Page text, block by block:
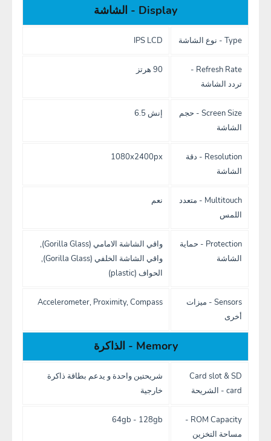
Display - الشاشة
Type - نوع الشاشة IPS LCD
Refresh Rate -
تردد الشاشة
90 هرتز
Screen Size - حجم
الشاشة
إنش 6.5
Resolution - دقة
الشاشة
1080x2400px
Multitouch - متعدد
اللمس
نعم
Protection - حماية
الشاشة
واقي الشاشة الامامي (Gorilla Glass),
واقي الشاشة الخلفي (Gorilla Glass),
الحواف (plastic)
Sensors - ميزات
أخرى
Accelerometer, Proximity, Compass
Memory - الذاكرة
Card slot & SD
card - الشريحة
شريحتين واحدة و يدعم بطاقة ذاكرة
خارجية
ROM Capacity -
مساحة التخزين
64gb - 128gb